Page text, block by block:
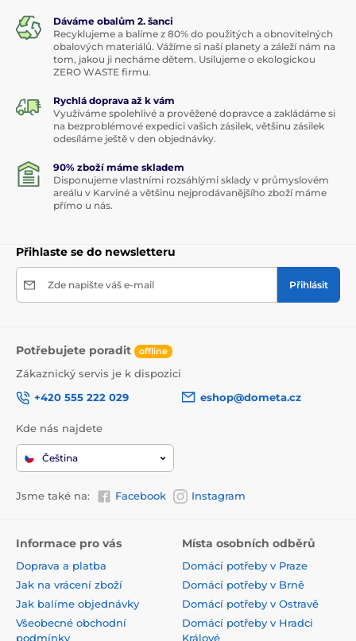
Dáváme obalům 2. šanci
Recyklujeme a balíme z 80% do použitých a obnovitelných
obalových materiálů. Vážíme si naší planety a záleží nám na
tom, jakou ji necháme dětem. Usilujeme o ekologickou
ZERO WASTE firmu.
Rychlá doprava až k vám
Využíváme spolehlivé a prověžené dopravce a zakládáme si
na bezproblémové expedici vašich zásilek, většinu zásilek
odesíláme ještě v den objednávky.
90% zboží máme skladem
Disponujeme vlastními rozsáhlými sklady v průmyslovém
areálu v Karviné a většinu nejprodávanějšího zboží máme
přímo u nás.
Přihlaste se do newsletteru
Zde napište váš e-mail Přihlásit
Potřebujete poradit offline
Zákaznický servis je k dispozici
+420 555 222 029
eshop@dometa.cz
Kde nás najdete
Čeština
Jsme také na: Facebook Instagram
Informace pro vás
Doprava a platba
Jak na vrácení zboží
Jak balíme objednávky
Všeobecné obchodní
podmínky
Místa osobních odběrů
Domácí potřeby v Praze
Domácí potřeby v Brně
Domácí potřeby v Ostravě
Domácí potřeby v Hradci
Králové